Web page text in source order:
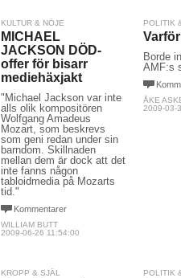
KULTUR & NÖJE
MICHAEL
JACKSON DÖD-
offer för bisarr
mediehäxjakt
"Michael Jackson var inte
alls olik kompositören
Wolfgang Amadeus
Mozart, som beskrevs
som geni redan under sin
barndom. Skillnaden
mellan dem är dock att det
inte fanns någon
tabloidmedia på Mozarts
tid."
Kommentarer
WILLIAM BUTT
2009-06-26 11:54:00
POLITIK
Borde
AMF:s
ÅKE
2009-03-
KROPP & SJÄL POLITIK